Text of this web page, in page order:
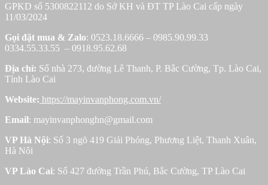
GPKD số 5300822112 do Sở KH và ĐT TP Lào Cai cấp ngày
11/03/2024
Gọi đặt mua & Zalo: 0523.18.6666 – 0985.90.99.33
0334.55.33.55 – 0918.95.62.68
Địa chỉ: Số nhà 273, đường Lê Thanh, P. Bắc Cường, Tp. Lào Cai,
Tỉnh Lào Cai
Website: https://mayinvanphong.com.vn/
Email: mayinvanphonghn@gmail.com
VP Hà Nội: Số 3 ngõ 419 Giải Phóng, Phương Liệt, Thanh Xuân,
Hà Nôi
VP Lào Cai: Số 427 đường Trần Phú, Bắc Cường, TP Lào Cai